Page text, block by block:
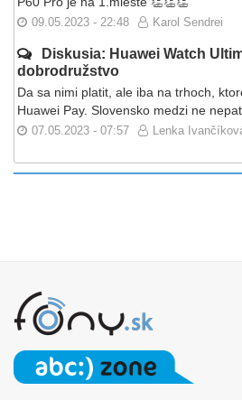
09.05.2023 - 22:48 Karol Sendrei
Diskusia: Huawei Watch
dobrodružstvo
Da sa nimi platit, ale iba na trhoch,
Huawei Pay. Slovensko medzi ne
07.05.2023 - 07:57 Lenka